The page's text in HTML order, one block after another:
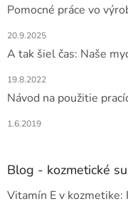
Pomocné práce vo
20.9.2025
A tak šiel čas: Naše
19.8.2022
Návod na použitie
1.6.2019
Blog - kozmetické
Vitamín E v kozmetike: